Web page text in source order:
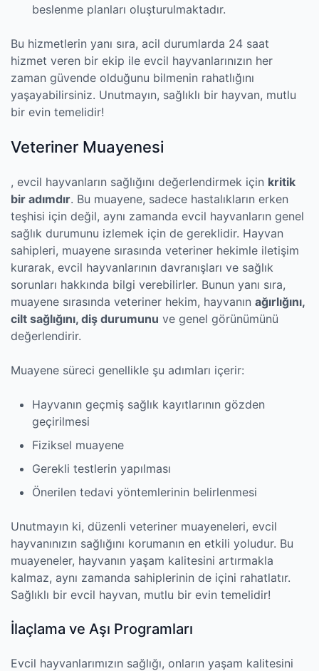
beslenme planları oluşturulmaktadır.
Bu hizmetlerin yanı sıra, acil durumlarda 24 saat
hizmet veren bir ekip ile evcil hayvanlarınızın her
zaman güvende olduğunu bilmenin rahatlığını
yaşayabilirsiniz. Unutmayın, sağlıklı bir hayvan, mutlu
bir evin temelidir!
Veteriner Muayenesi
, evcil hayvanların sağlığını değerlendirmek için kritik
bir adımdır. Bu muayene, sadece hastalıkların erken
teşhisi için değil, aynı zamanda evcil hayvanların genel
sağlık durumunu izlemek için de gereklidir. Hayvan
sahipleri, muayene sırasında veteriner hekimle iletişim
kurarak, evcil hayvanlarının davranışları ve sağlık
sorunları hakkında bilgi verebilirler. Bunun yanı sıra,
muayene sırasında veteriner hekim, hayvanın ağırlığını,
cilt sağlığını, diş durumunu ve genel görünümünü
değerlendirir.
Muayene süreci genellikle şu adımları içerir:
Hayvanın geçmiş sağlık kayıtlarının gözden
geçirilmesi
Fiziksel muayene
Gerekli testlerin yapılması
Önerilen tedavi yöntemlerinin belirlenmesi
Unutmayın ki, düzenli veteriner muayeneleri, evcil
hayvanınızın sağlığını korumanın en etkili yoludur. Bu
muayeneler, hayvanın yaşam kalitesini artırmakla
kalmaz, aynı zamanda sahiplerinin de içini rahatlatır.
Sağlıklı bir evcil hayvan, mutlu bir evin temelidir!
İlaçlama ve Aşı Programları
Evcil hayvanlarımızın sağlığı, onların yaşam kalitesini